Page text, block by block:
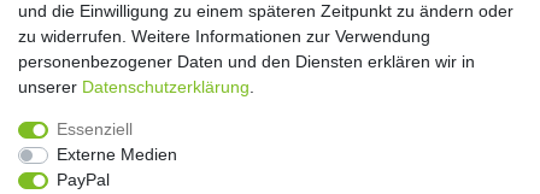
Daten­schutz­erklärung AGB Kontakt
und die Einwilligung zu einem späteren Zeitpunkt zu ändern oder
zu widerrufen. Weitere Informationen zur Verwendung
personenbezogener Daten und den Diensten erklären wir in
unserer Daten­schutz­erklärung
Essenziell
Externe Medien
PayPal
Copyright 2016 | Dekushop.de | Alle Rechte vorbehalten. |
Angebote gelten nur für Industrie, Handel, Handwerk und